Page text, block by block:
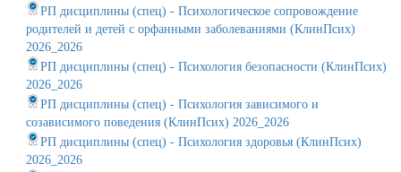
РП дисциплины (спец) - Психологическое сопровождение
родителей и детей с орфанными заболеваниями (КлинПсих)
2026_2026
РП дисциплины (спец) - Психология безопасности (КлинПсих)
2026_2026
РП дисциплины (спец) - Психология зависимого и
созависимого поведения (КлинПсих) 2026_2026
РП дисциплины (спец) - Психология здоровья (КлинПсих)
2026_2026